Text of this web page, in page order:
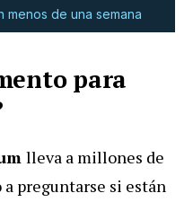
menos de una semana
para
lleva a millones de
preguntarse si están